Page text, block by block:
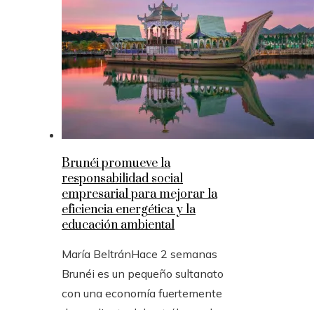
Brunéi promueve la
responsabilidad social
empresarial para mejorar la
eficiencia energética y la
educación ambiental
María BeltránHace 2 semanas
Brunéi es un pequeño sultanato
con una economía fuertemente